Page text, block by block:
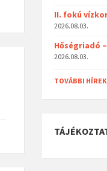
II. fokú
2026.08.03.
Hőségriadó
2026.08.03.
TOVÁBBI HÍREK